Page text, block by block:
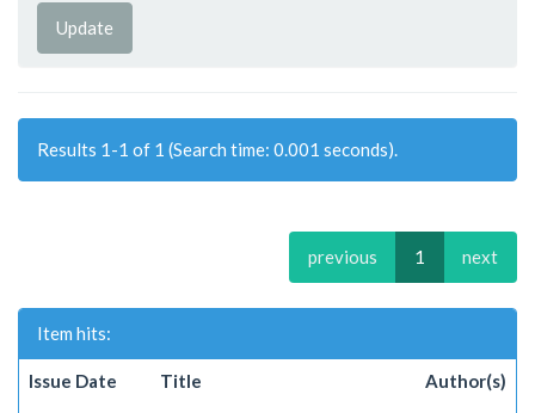
Results 1-1 of 1 (Search time: 0.001 seconds).
previous 1 next
Item hits:
Issue Date Title Author(s)